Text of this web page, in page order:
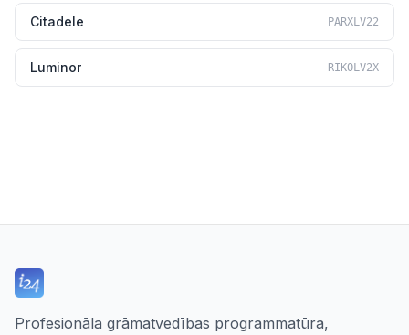
Citadele PARXLV22
Luminor RIKOLV2X
Profesionāla grāmatvedības programmatūra,